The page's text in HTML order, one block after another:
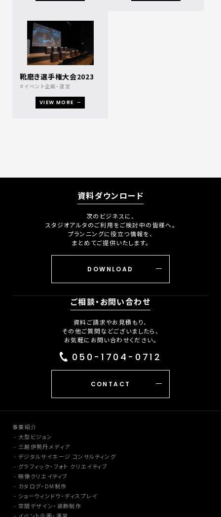
靴磨き選手権大会2023
イベント企画・運営
VIEW MORE
資料ダウンロード
次のビジネスに、
スタジオアルタのご利用をご検討中の皆様へ。
プランニングに役立つ情報を、
まとめてご提供いたします。
DOWNLOAD
ご相談・お問い合わせ
資料ご請求やお見積もり、
その他ご質問などございましたら、
お気軽にお問い合わせください。
050-1704-0712
CONTACT
事業紹介
大型ビジョン
三越伊勢丹メディア
デジタルサイネージ コンサルティング
グラフィック・フォト クリエイティブ
映像クリエイティブ
カタログ・DM制作
ショーウィンドウ・ディスプレイ
空間デザイン・装飾制作